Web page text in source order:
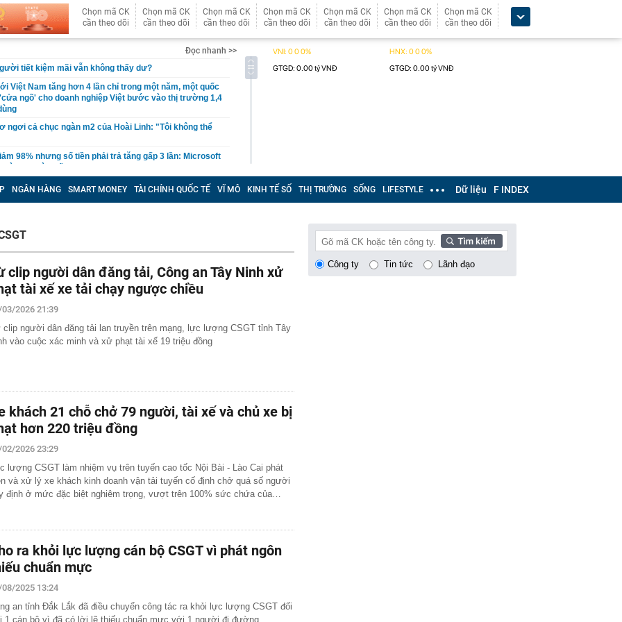
Chọn mã CK
cần theo dõi
Chọn mã CK
cần theo dõi
Chọn mã CK
cần theo dõi
Chọn mã CK
cần theo dõi
Chọn mã CK
cần theo dõi
Chọn mã CK
cần theo dõi
Chọn mã CK
cần theo dõi
Đọc nhanh >>
tiết kiệm mãi vẫn không thấy dư?
Việt Nam tăng hơn 4 lần chỉ trong một năm, một quốc
ngõ' cho doanh nghiệp Việt bước vào thị trường 1,4
ngơi cả chục ngàn m2 của Hoài Linh: "Tôi không thể
98% nhưng số tiền phải trả tăng gấp 3 lần: Microsoft
công trình trị giá 940 tỷ đồng do tập đoàn Nhật Bản
thần tốc trong 1 năm, tạo ra 800 cơ hội việc làm
hoàng trong vụ cháy lớn giữa trung tâm thành phố tại
cuộn bao trùm, một phần toà nhà đổ sập
Thị Thu Hiền SN 1992 khi vừa về nước
kỷ lục về lượng khách và lợi nhuận
Tam Đảo nối Thái Nguyên - Phú Thọ - Hà Nội như thế
tai đính kim cương của bà Trương Mỹ Lan
đến Việt Nam là phải thuê xe máy còn khách Hàn,
Phượng Nguyễn
năm
túi hàng hiệu, bế con đến khách sạn gặp Văn Hậu,
có còn xinh đẹp như ảnh tự đăng?
bán điều hòa, máy lạnh kiếm 330 tỷ đồng mỗi ngày
dự kiến lịch công bố điểm chuẩn 2026, sớm nhất từ
đội (MIC) chốt ngày trả cổ tức bằng tiền mặt tỷ lệ 10%
nhất về lịch nghỉ lễ Quốc khánh năm 2026
sở năng lượng trọng yếu của Ukraine
NGÂN HÀNG SMART MONEY TÀI CHÍNH QUỐC TẾ VĨ MÔ KINH TẾ SỐ THỊ TRƯỜNG SỐNG LIFESTYLE Dữ liệu F INDEX
clip người dân đăng tải, Công an Tây Ninh xử
tài xế xe tải chạy ngược chiều
03/2026 21:39
clip người dân đăng tải lan truyền trên mạng, lực lượng CSGT tỉnh Tây
vào cuộc xác minh và xử phạt tài xế 19 triệu đồng
khách 21 chỗ chở 79 người, tài xế và chủ xe bị
hơn 220 triệu đồng
2026 23:29
lượng CSGT làm nhiệm vụ trên tuyến cao tốc Nội Bài - Lào Cai phát
và xử lý xe khách kinh doanh vận tải tuyến cố định chở quá số người
định ở mức đặc biệt nghiêm trọng, vượt trên 100% sức chứa của…
ra khỏi lực lượng cán bộ CSGT vì phát ngôn
chuẩn mực
2025 13:24
an tỉnh Đắk Lắk đã điều chuyển công tác ra khỏi lực lượng CSGT đối
1 cán bộ vì đã có lời lẽ thiếu chuẩn mực với 1 người đi đường.
Công ty Tin tức Lãnh đạo